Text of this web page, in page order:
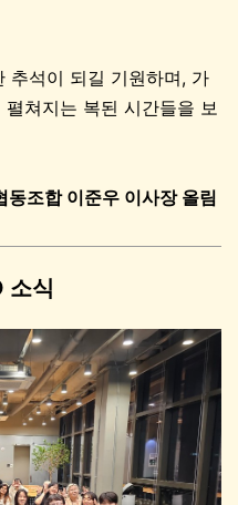
추석이 되길 기원하며, 가
쳐지는 복된 시간들을 보
동조합 이준우 이사장 올림
소식